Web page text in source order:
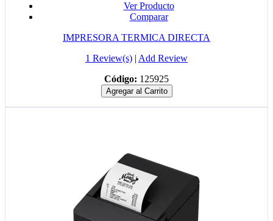
Ver Producto
Comparar
IMPRESORA TERMICA DIRECTA
1 Review(s) | Add Review
Código: 125925
Agregar al Carrito